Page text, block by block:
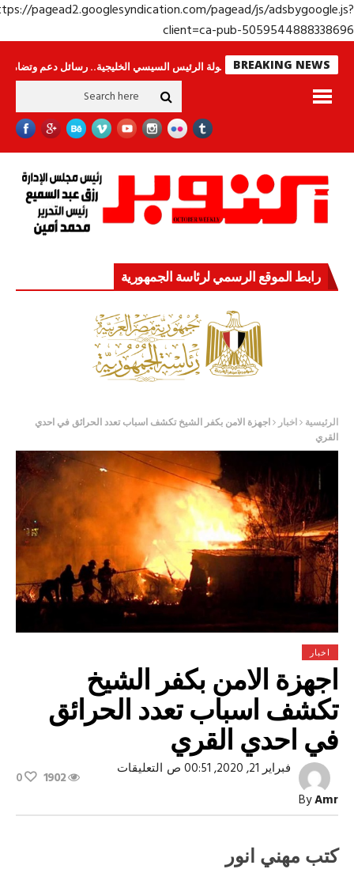
https://pagead2.googlesyndication.com/pagead/js/
client=ca-pub-
BREAKING NEWS
لا ينامون جولة الرئيس السيسي الخليجية.. رسائل دعم وتضامن للأشقاء
رابط الموقع الرسمي لرئاسة الجمهورية
الرئيسية اخبار اجهزة الامن بكفر الشيخ تكشف اسباب تعدد الحرائق في احدي
القري
اخبار
اجهزة الامن بكفر الشيخ
تكشف اسباب تعدد الحرائق
في احدي القري
ByAmr
فبراير 21, 2020, 00:51 ص التعليقاتعلى
الشيخ
1902
0
كتب مهني انور